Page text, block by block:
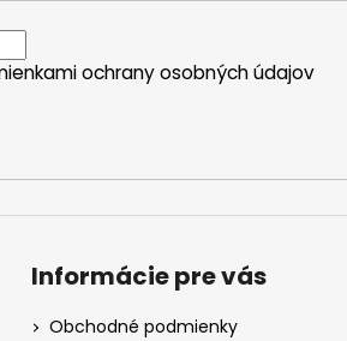
ochrany osobných údajov
Informácie pre vás
Obchodné podmienky